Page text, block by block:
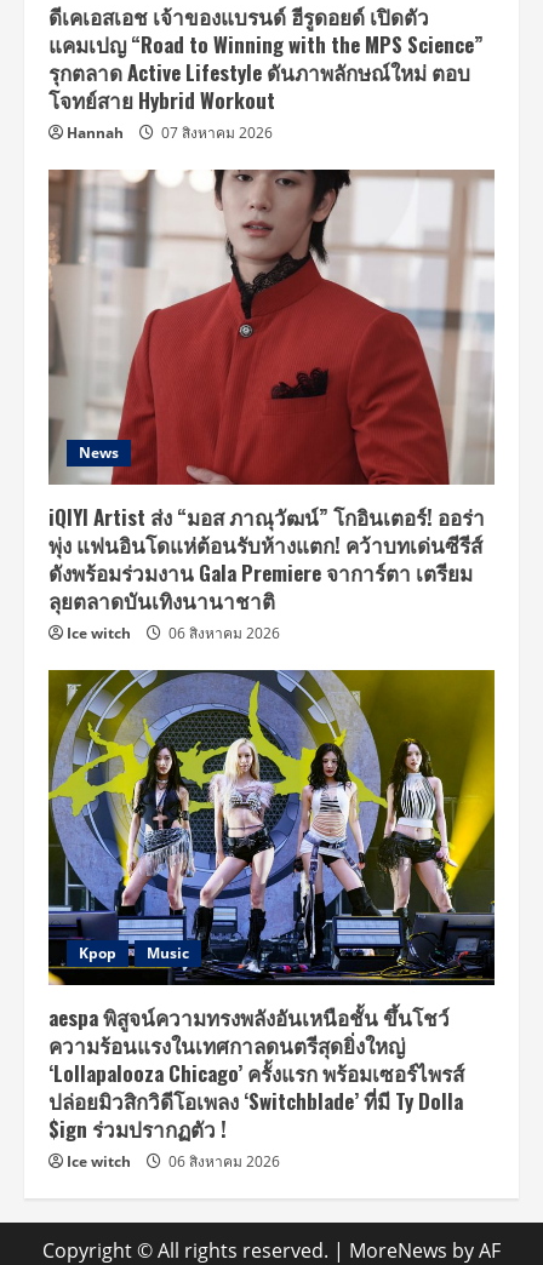
ดีเคเอสเอช เจ้าของแบรนด์ ฮีรูดอยด์ เปิดตัว
แคมเปญ “Road to Winning with the MPS Science”
รุกตลาด Active Lifestyle ดันภาพลักษณ์ใหม่ ตอบ
โจทย์สาย Hybrid Workout
Hannah 07 สิงหาคม 2026
News
iQIYI Artist ส่ง “มอส ภาณุวัฒน์” โกอินเตอร์! ออร่า
พุ่ง แฟนอินโดแห่ต้อนรับห้างแตก! คว้าบทเด่นซีรีส์
ดังพร้อมร่วมงาน Gala Premiere จาการ์ตา เตรียม
ลุยตลาดบันเทิงนานาชาติ
Ice witch 06 สิงหาคม 2026
Kpop Music
aespa พิสูจน์ความทรงพลังอันเหนือชั้น ขึ้นโชว์
ความร้อนแรงในเทศกาลดนตรีสุดยิ่งใหญ่
‘Lollapalooza Chicago’ ครั้งแรก พร้อมเซอร์ไพรส์
ปล่อยมิวสิกวิดีโอเพลง ‘Switchblade’ ที่มี Ty Dolla
$ign ร่วมปรากฏตัว !
Ice witch 06 สิงหาคม 2026
Copyright © All rights reserved. | MoreNews by AF